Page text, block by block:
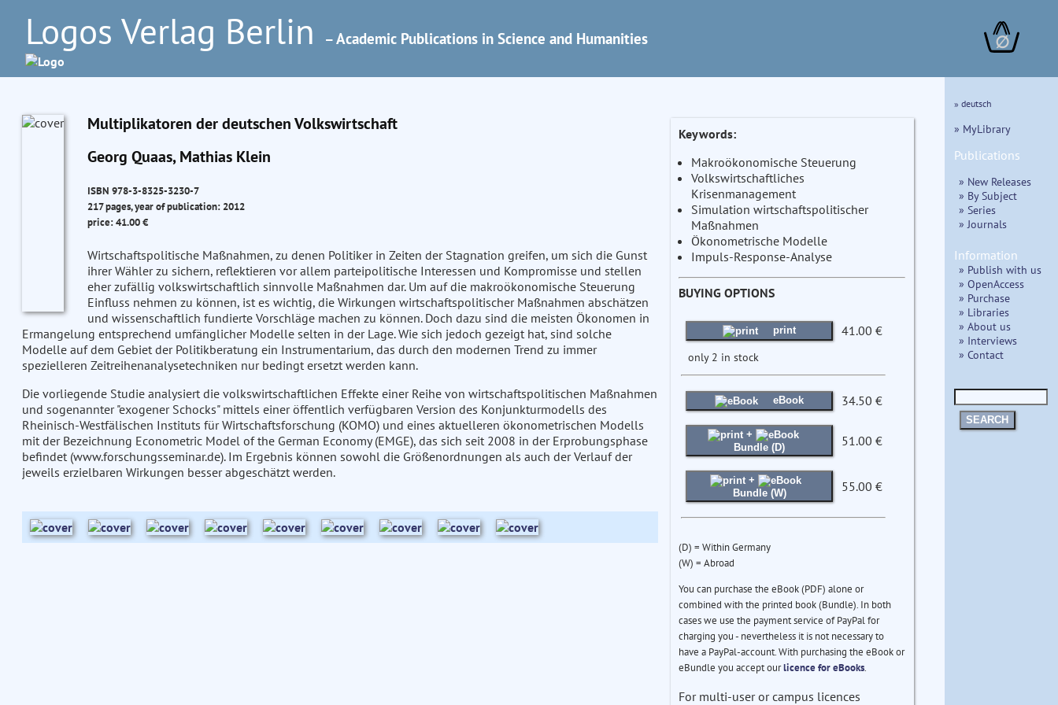
Logos Verlag Berlin – Academic Publications in Science and Humanities ∅
Multiplikatoren der deutschen Volkswirtschaft
Georg Quaas, Mathias Klein
ISBN 978-3-8325-3230-7
217 pages, year of publication: 2012
price: 41.00 €
Wirtschaftspolitische Maßnahmen, zu denen Politiker in Zeiten der Stagnation greifen, um sich die Gunst
ihrer Wähler zu sichern, reflektieren vor allem parteipolitische Interessen und Kompromisse und stellen
eher zufällig volkswirtschaftlich sinnvolle Maßnahmen dar. Um auf die makroökonomische Steuerung
Einfluss nehmen zu können, ist es wichtig, die Wirkungen wirtschaftspolitischer Maßnahmen abschätzen
und wissenschaftlich fundierte Vorschläge machen zu können. Doch dazu sind die meisten Ökonomen in
Ermangelung entsprechend umfänglicher Modelle selten in der Lage. Wie sich jedoch gezeigt hat, sind solche
Modelle auf dem Gebiet der Politikberatung ein Instrumentarium, das durch den modernen Trend zu immer
spezielleren Zeitreihenanalysetechniken nur bedingt ersetzt werden kann.
Die vorliegende Studie analysiert die volkswirtschaftlichen Effekte einer Reihe von wirtschaftspolitischen Maßnahmen
und sogenannter "exogener Schocks" mittels einer öffentlich verfügbaren Version des Konjunkturmodells des
Rheinisch-Westfälischen Instituts für Wirtschaftsforschung (KOMO) und eines aktuelleren ökonometrischen Modells
mit der Bezeichnung Econometric Model of the German Economy (EMGE), das sich seit 2008 in der Erprobungsphase
befindet (www.forschungsseminar.de). Im Ergebnis können sowohl die Größenordnungen als auch der Verlauf der
jeweils erzielbaren Wirkungen besser abgeschätzt werden.
Keywords:
Makroökonomische Steuerung
Volkswirtschaftliches
Krisenmanagement
Simulation wirtschaftspolitischer
Maßnahmen
Ökonometrische Modelle
Impuls-Response-Analyse
BUYING OPTIONS
print 41.00 €
only 2 in stock
eBook 34.50 €
+
Bundle (D)
51.00 €
+
Bundle (W)
55.00 €
(D) = Within Germany
(W) = Abroad
You can purchase the eBook (PDF) alone or
combined with the printed book (Bundle). In both
cases we use the payment service of PayPal for
charging you - nevertheless it is not necessary to
have a PayPal-account. With purchasing the eBook or
eBundle you accept ourlicence for eBooks.
For multi-user or campus licences
» deutsch
» MyLibrary
Publications
» New Releases
» By Subject
» Series
» Journals
Information
» Publish with us
» OpenAccess
» Purchase
» Libraries
» About us
» Interviews
» Contact
SEARCH